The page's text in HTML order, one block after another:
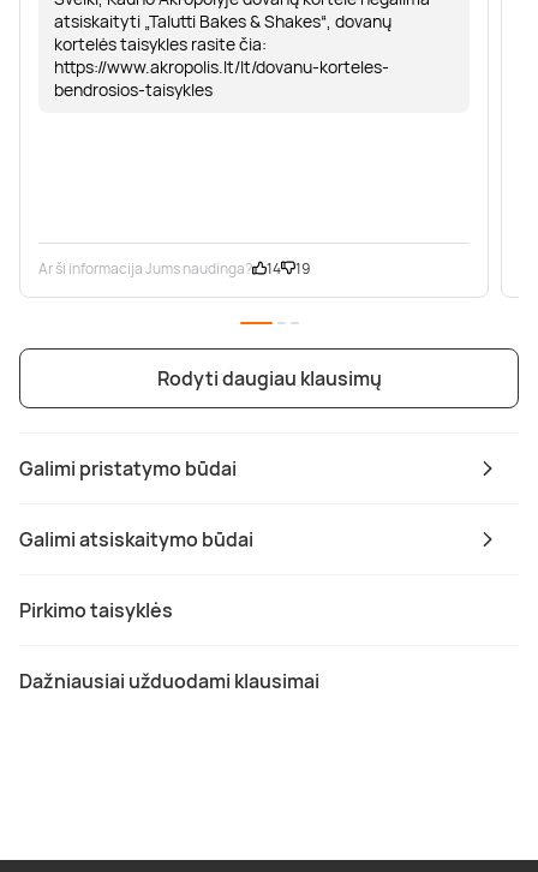
Galimi pristatymo būdai
Galimi atsiskaitymo būdai
Pirkimo taisyklės
Dažniausiai užduodami klausimai
atsiskaityti „Talutti Bakes & Shakes“, dovanų
kortelės taisykles rasite čia:
https://www.akropolis.lt/lt/dovanu-korteles-
bendrosios-taisykles
Ar ši informacija Jums naudinga? 14 19
Rodyti daugiau klausimų